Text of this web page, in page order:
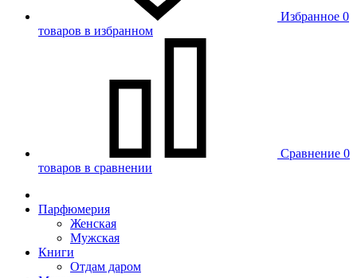
Избранное 0
товаров в избранном
Сравнение 0
товаров в сравнении
Парфюмерия
Женская
Мужская
Книги
Отдам даром